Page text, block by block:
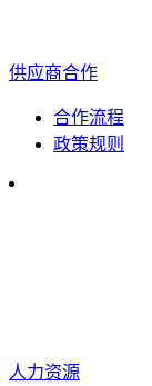
供应商合作
合作流程
政策规则
人力资源